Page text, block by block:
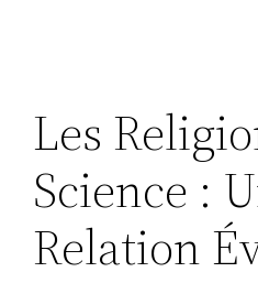
Les
Science :
Relation